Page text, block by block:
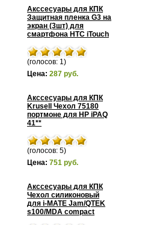
Акссесуары для КПК
Защитная пленка G3 на
экран (3шт) для
смартфона HTC iTouch
(голосов: 1)
Цена: 287 руб.
Акссесуары для КПК
Krusell Чехол 75180
портмоне для HP iPAQ
41**
(голосов: 5)
Цена: 751 руб.
Акссесуары для КПК
Чехол силиконовый
для i-MATE Jam/QTEK
s100/MDA compact